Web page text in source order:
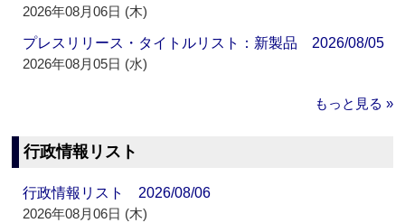
2026年08月06日 (木)
プレスリリース・タイトルリスト：新製品 2026/08/05
2026年08月05日 (水)
もっと見る »
行政情報リスト
行政情報リスト 2026/08/06
2026年08月06日 (木)